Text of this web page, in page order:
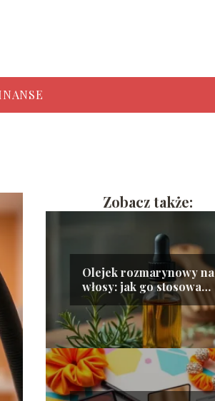
Zobacz także:
Olejek rozmarynowy na
włosy: jak go stosować i
jakie ma efekty?